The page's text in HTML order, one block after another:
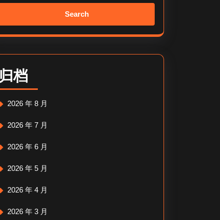
归档
2026 年 8 月
2026 年 7 月
2026 年 6 月
2026 年 5 月
2026 年 4 月
2026 年 3 月